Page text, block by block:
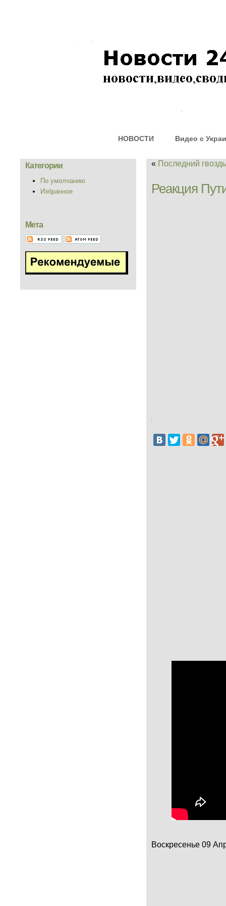
НОВОСТИ Видео с
Категории
По умолчанию
Избранное
Мета
« Последний
Реакция
Воскресенье 09